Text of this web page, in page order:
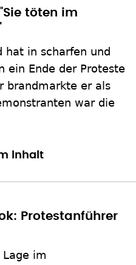
töten im
hat in scharfen und
ein Ende der Proteste
brandmarkte er als
war die
Inhalt
Protestanführer
im